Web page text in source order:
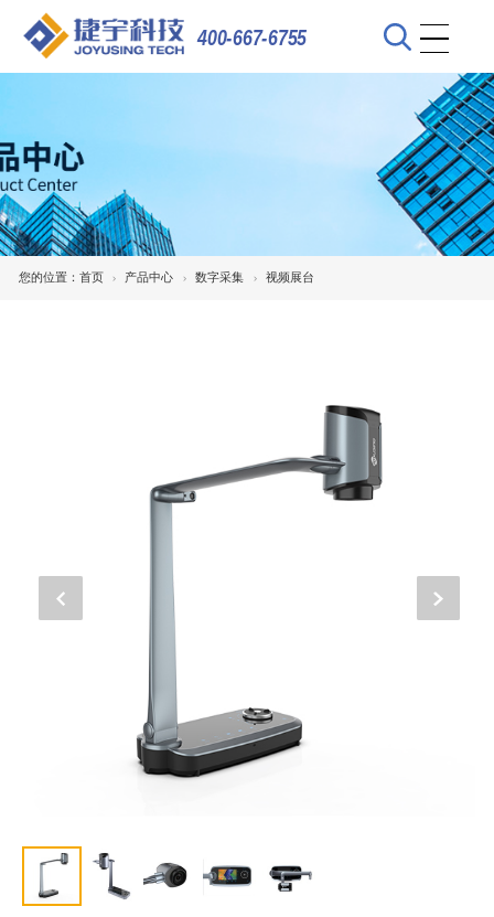
400-667-6755
您的位置： 首页 产品中心 数字采集 视频展台